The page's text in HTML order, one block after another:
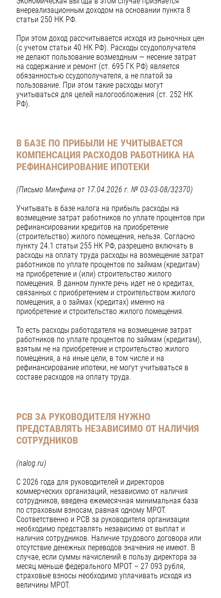
внереализационным доходом на основании пункта 8
статьи 250 НК РФ.
При этом доход рассчитывается исходя из рыночных цен
(с учетом статьи 40 НК РФ). Расходы ссудополучателя
не делают пользование возмездным — несение затрат
на содержание и ремонт (ст. 695 ГК РФ) является
обязанностью ссудополучателя, а не платой за
пользование. При этом такие расходы могут
учитываться для целей налогообложения (ст. 252 НК
РФ).
В БАЗЕ ПО ПРИБЫЛИ НЕ УЧИТЫВАЕТСЯ
КОМПЕНСАЦИЯ РАСХОДОВ РАБОТНИКА НА
РЕФИНАНСИРОВАНИЕ ИПОТЕКИ
(Письмо Минфина от 17.04.2026 г. № 03-03-08/32370)
Учитывать в базе налога на прибыль расходы на
возмещение затрат работников по уплате процентов при
рефинансировании кредитов на приобретение
(строительство) жилого помещения, нельзя. Согласно
пункту 24.1 статьи 255 НК РФ, разрешено включать в
расходы на оплату труда расходы на возмещение затрат
работников по уплате процентов по займам (кредитам)
на приобретение и (или) строительство жилого
помещения. В данном пункте речь идет не о кредитах,
связанных с приобретением и строительством жилого
помещения, а о займах (кредитах) именно на
приобретение и строительство жилого помещения.
То есть расходы работодателя на возмещение затрат
работников по уплате процентов по займам (кредитам),
взятым не на приобретение и строительство жилого
помещения, а на иные цели, в том числе и на
рефинансирование ипотеки, не могут учитываться в
составе расходов на оплату труда.
РСВ ЗА РУКОВОДИТЕЛЯ НУЖНО
ПРЕДСТАВЛЯТЬ НЕЗАВИСИМО ОТ НАЛИЧИЯ
СОТРУДНИКОВ
(nalog.ru)
С 2026 года для руководителей и директоров
коммерческих организаций, независимо от наличия
сотрудников, введена ежемесячная минимальная база
по страховым взносам, равная одному МРОТ.
Соответственно и РСВ за руководителя организации
необходимо представлять независимо от выплат и
наличия сотрудников. Наличие трудового договора или
отсутствие денежных переводов значения не имеют. В
случае, если суммы начислений в пользу директора за
месяц меньше федерального МРОТ – 27 093 рубля,
страховые взносы необходимо уплачивать исходя из
величины МРОТ.